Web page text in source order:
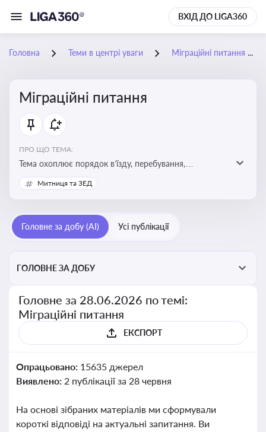
ВХІД ДО LIGA360
Головна Теми в центрі уваги Міграційні питання
Міграційні питання
ПРО ЩО ТЕМА:
Тема охоплює порядок в’їзду, перебування,
працевлаштування іноземців, а також набуття або
втрату громадянства України
Митниця та ЗЕД
Головне за добу (AI) Усі публікації
ГОЛОВНЕ ЗА ДОБУ
Головне за 28.06.2026 по темі:
Міграційні питання
ЕКСПОРТ
Опрацьовано: 15635 джерел
Виявлено: 2 публікації за 28 червня
На основі зібраних матеріалів ми сформували
короткі відповіді на актуальні запитання. Ви